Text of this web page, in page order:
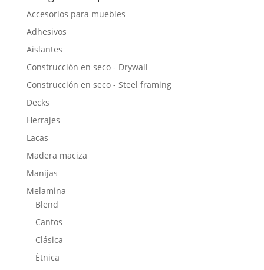
Accesorios para muebles
Adhesivos
Aislantes
Construcción en seco - Drywall
Construcción en seco - Steel framing
Decks
Herrajes
Lacas
Madera maciza
Manijas
Melamina
Blend
Cantos
Clásica
Étnica